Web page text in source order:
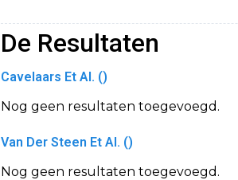
De Resultaten
Cavelaars Et Al. ()
Nog geen resultaten toegevoegd.
Van Der Steen Et Al. ()
Nog geen resultaten toegevoegd.